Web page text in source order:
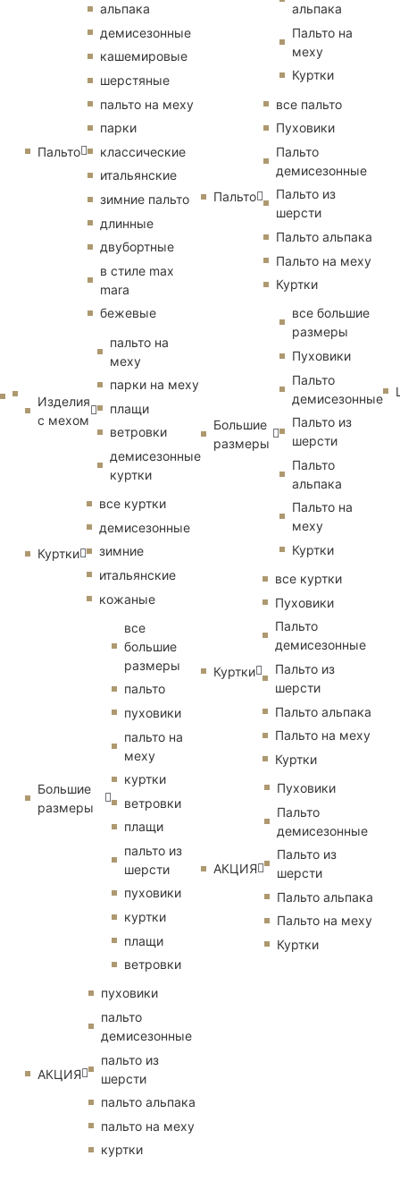
Пальто
альпака
демисезонные
кашемировые
шерстяные
пальто на меху
парки
классические
итальянские
зимние пальто
длинные
двубортные
в стиле max
mara
бежевые
Изделия
с мехом
пальто на
меху
парки на меху
плащи
ветровки
демисезонные
куртки
Куртки
все куртки
демисезонные
зимние
итальянские
кожаные
Большие
размеры
все
большие
размеры
пальто
пуховики
пальто на
меху
куртки
ветровки
плащи
пальто из
шерсти
пуховики
куртки
плащи
ветровки
АКЦИЯ
пуховики
пальто
демисезонные
пальто из
шерсти
пальто альпака
пальто на меху
куртки
альпака
Пальто на
меху
Куртки
Пальто
все пальто
Пуховики
Пальто
демисезонные
Пальто из
шерсти
Пальто альпака
Пальто на меху
Куртки
Большие
размеры
все большие
размеры
Пуховики
Пальто
демисезонные
Пальто из
шерсти
Пальто
альпака
Пальто на
меху
Куртки
Куртки
все куртки
Пуховики
Пальто
демисезонные
Пальто из
шерсти
Пальто альпака
Пальто на меху
Куртки
АКЦИЯ
Пуховики
Пальто
демисезонные
Пальто из
шерсти
Пальто альпака
Пальто на меху
Куртки